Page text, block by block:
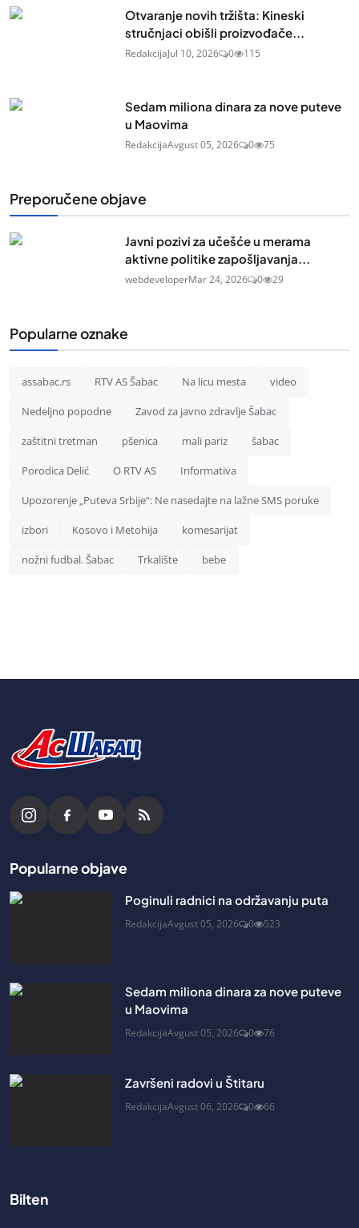
Otvaranje novih tržišta: Kineski
stručnjaci obišli proizvođače...
RedakcijaJul 10, 2026 0 115
Sedam miliona dinara za nove puteve
u Maovima
RedakcijaAvgust 05, 2026 0 75
Preporučene objave
Javni pozivi za učešće u merama
aktivne politike zapošljavanja...
webdeveloperMar 24, 2026 0 29
Popularne oznake
assabac.rs RTV AS Šabac Na licu mesta video
Nedeljno popodne Zavod za javno zdravlje Šabac
zaštitni tretman pšenica mali pariz šabac
Porodica Delić O RTV AS Informativa
Upozorenje „Puteva Srbije“: Ne nasedajte na lažne SMS poruke
izbori Kosovo i Metohija komesarijat
nožni fudbal. Šabac Trkalište bebe
Popularne objave
Poginuli radnici na održavanju puta
RedakcijaAvgust 05, 2026 0 523
Sedam miliona dinara za nove puteve
u Maovima
RedakcijaAvgust 05, 2026 0 76
Završeni radovi u Štitaru
RedakcijaAvgust 06, 2026 0 66
Bilten